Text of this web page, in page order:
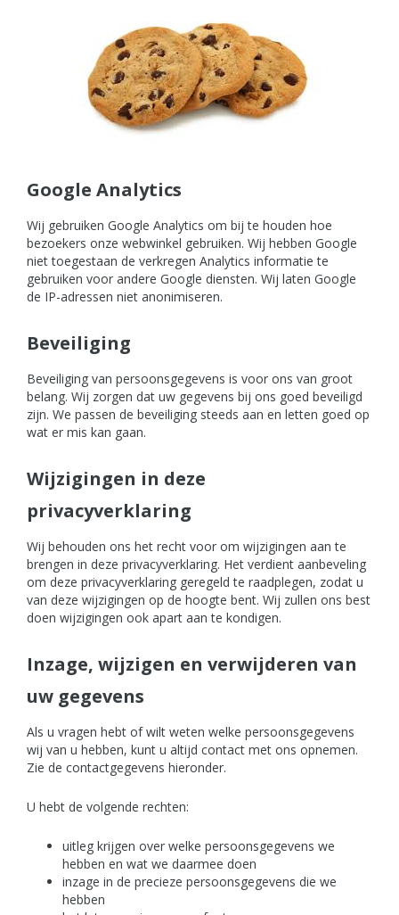
Google Analytics
Wij gebruiken Google Analytics om bij te houden hoe
bezoekers onze webwinkel gebruiken. Wij hebben Google
niet toegestaan de verkregen Analytics informatie te
gebruiken voor andere Google diensten. Wij laten Google
de IP-adressen niet anonimiseren.
Beveiliging
Beveiliging van persoonsgegevens is voor ons van groot
belang. Wij zorgen dat uw gegevens bij ons goed beveiligd
zijn. We passen de beveiliging steeds aan en letten goed op
wat er mis kan gaan.
Wijzigingen in deze
privacyverklaring
Wij behouden ons het recht voor om wijzigingen aan te
brengen in deze privacyverklaring. Het verdient aanbeveling
om deze privacyverklaring geregeld te raadplegen, zodat u
van deze wijzigingen op de hoogte bent. Wij zullen ons best
doen wijzigingen ook apart aan te kondigen.
Inzage, wijzigen en verwijderen van
uw gegevens
Als u vragen hebt of wilt weten welke persoonsgegevens
wij van u hebben, kunt u altijd contact met ons opnemen.
Zie de contactgegevens hieronder.
U hebt de volgende rechten:
uitleg krijgen over welke persoonsgegevens we
hebben en wat we daarmee doen
inzage in de precieze persoonsgegevens die we
hebben